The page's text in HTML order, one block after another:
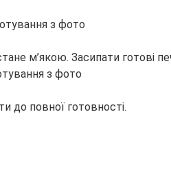
м’якою. Засипати готові
до повної готовності.